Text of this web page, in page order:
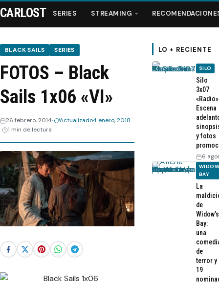
Series
Streaming
Recomendaciones
Videos
Webisodios
CARLOST SERIES STREAMING
BLACK SAILS SERIES
FOTOS – Black
Sails 1x06 «VI»
26 febrero, 2014 Actualizado4 enero, 2018
1 min de lectura
LO + RECIENTE
SILO
Silo
3x07
Escena
y fotos
6
BAY
La
de
Widow’s
Bay:
una
de
terror y
19